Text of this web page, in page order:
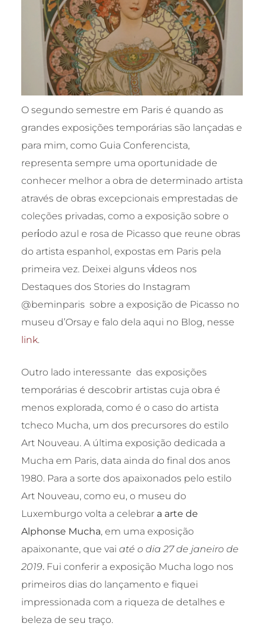
O segundo semestre em Paris é quando as
grandes exposições temporárias são lançadas e
para mim, como Guia Conferencista,
representa sempre uma oportunidade de
conhecer melhor a obra de determinado artista
através de obras excepcionais emprestadas de
coleções privadas, como a exposição sobre o
perίodo azul e rosa de Picasso que reune obras
do artista espanhol, expostas em Paris pela
primeira vez. Deixei alguns vίdeos nos
Destaques dos Stories do Instagram
@beminparis sobre a exposição de Picasso no
museu d’Orsay e falo dela aqui no Blog, nesse
link.
Outro lado interessante das exposições
temporárias é descobrir artistas cuja obra é
menos explorada, como é o caso do artista
tcheco Mucha, um dos precursores do estilo
Art Nouveau. A última exposição dedicada a
Mucha em Paris, data ainda do final dos anos
1980. Para a sorte dos apaixonados pelo estilo
Art Nouveau, como eu, o museu do
Luxemburgo volta a celebrar a arte de
Alphonse Mucha, em uma exposição
apaixonante, que vai até o dia 27 de janeiro de
2019. Fui conferir a exposição Mucha logo nos
primeiros dias do lançamento e fiquei
impressionada com a riqueza de detalhes e
beleza de seu traço.